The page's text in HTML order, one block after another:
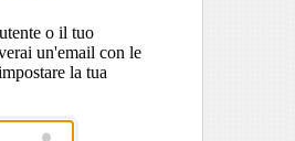
o il tuo
un'email con le
la tua